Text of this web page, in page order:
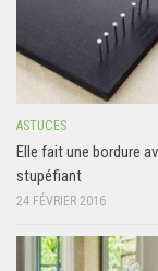
ASTUCES
Elle fait une bordure
stupéfiant
24 FÉVRIER 2016